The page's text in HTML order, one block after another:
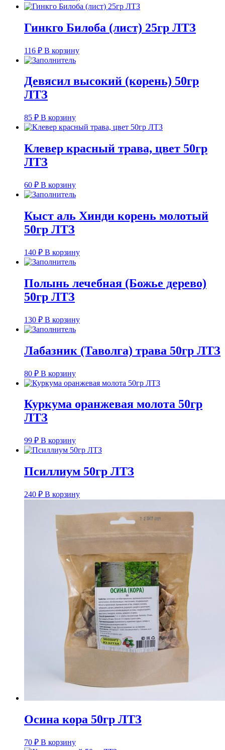
Гинкго Билоба (лист) 25гр ЛТЗ
116 ₽ В корзину
Девясил высокий (корень) 50гр
ЛТЗ
85 ₽ В корзину
Клевер красный трава, цвет 50гр
ЛТЗ
60 ₽ В корзину
Кыст аль Хинди корень молотый
50гр ЛТЗ
140 ₽ В корзину
Полынь лечебная (Божье дерево)
50гр ЛТЗ
130 ₽ В корзину
Лабазник (Таволга) трава 50гр ЛТЗ
80 ₽ В корзину
Куркума оранжевая молота 50гр
ЛТЗ
99 ₽ В корзину
Псиллиум 50гр ЛТЗ
240 ₽ В корзину
Осина кора 50гр ЛТЗ
70 ₽ В корзину